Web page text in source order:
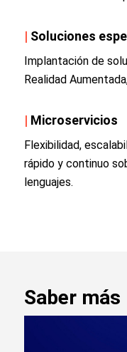
| Soluciones
Implantación de
Realidad
| Microservicios
Flexibilidad,
rápido y continuo
lenguajes.
Saber más